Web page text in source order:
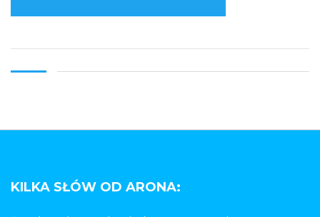
KILKA SŁÓW OD ARONA: